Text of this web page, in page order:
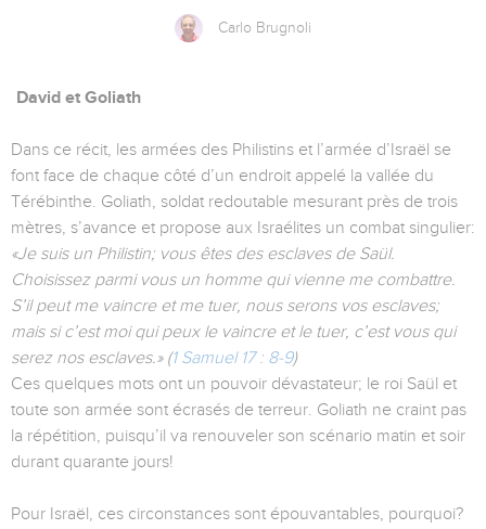
Carlo Brugnoli
David et Goliath
Dans ce récit, les armées des Philistins et l’armée d’Israël se
font face de chaque côté d’un endroit appelé la vallée du
Térébinthe. Goliath, soldat redoutable mesurant près de trois
mètres, s’avance et propose aux Israélites un combat singulier:
«Je suis un Philistin; vous êtes des esclaves de Saül.
Choisissez parmi vous un homme qui vienne me combattre.
S’il peut me vaincre et me tuer, nous serons vos esclaves;
mais si c’est moi qui peux le vaincre et le tuer, c’est vous qui
serez nos esclaves.» (1 Samuel 17 : 8-9)
Ces quelques mots ont un pouvoir dévastateur; le roi Saül et
toute son armée sont écrasés de terreur. Goliath ne craint pas
la répétition, puisqu’il va renouveler son scénario matin et soir
durant quarante jours!
Pour Israël, ces circonstances sont épouvantables, pourquoi?